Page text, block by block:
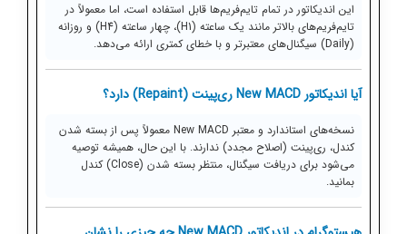
این اندیکاتور در تمام تایم‌فریم‌ها قابل استفاده است، اما معمولاً در
تایم‌فریم‌های بالاتر مانند یک ساعته (H1)، چهار ساعته (H4) و روزانه
(Daily) سیگنال‌های معتبرتر و با خطای کمتری ارائه می‌دهد.
آیا اندیکاتور New MACD ری‌پینت (Repaint) دارد؟
نسخه‌های استاندارد و معتبر New MACD معمولاً پس از بسته شدن
کندل، ری‌پینت (اصلاح مجدد) ندارند. با این حال، همیشه توصیه
می‌شود برای دریافت سیگنال، منتظر بسته شدن (Close) کندل
بمانید.